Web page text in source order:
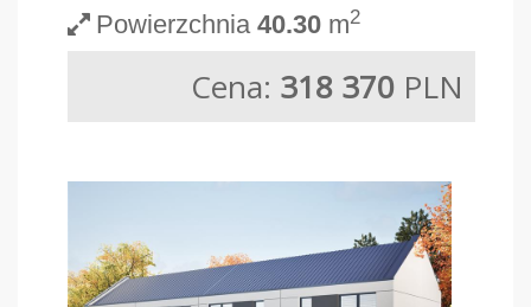
Powierzchnia40.30 m2
Cena: 318 370 PLN